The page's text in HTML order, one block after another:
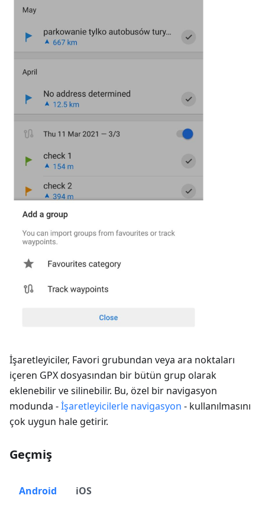
İşaretleyiciler, Favori grubundan veya ara noktaları
içeren GPX dosyasından bir bütün grup olarak
eklenebilir ve silinebilir. Bu, özel bir navigasyon
modunda -İşaretleyicilerle navigasyon - kullanılmasını
çok uygun hale getirir.
Geçmiş
Android iOS